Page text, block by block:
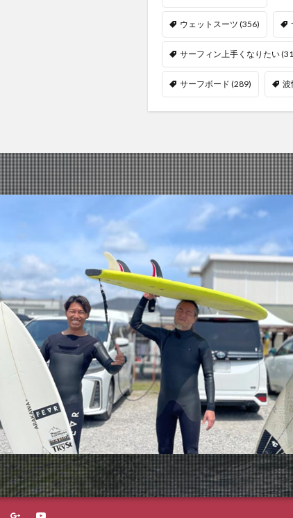
ウェットスーツ (356)
サーフィン上手くなりたい
サーフボード (289) 波